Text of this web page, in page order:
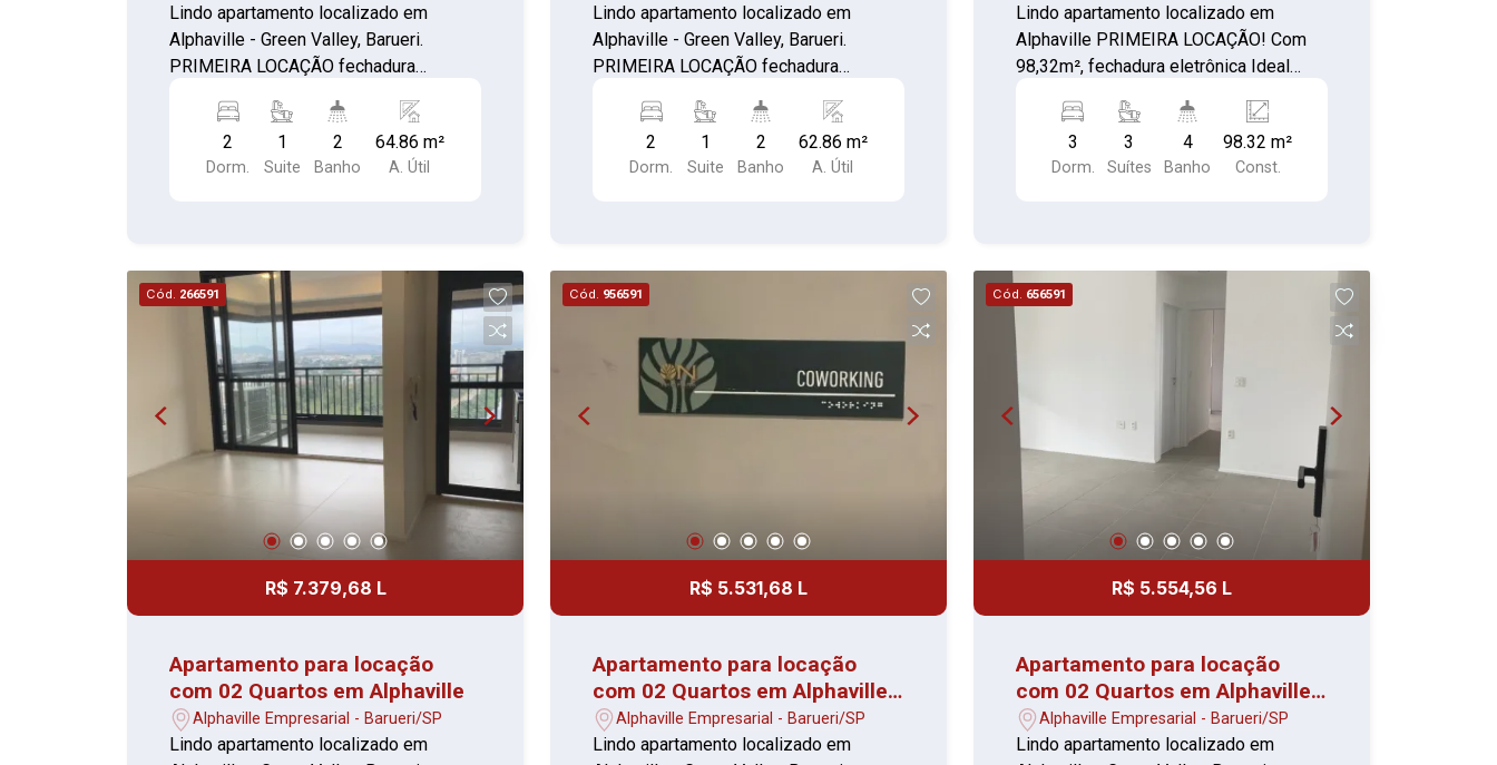
Lindo apartamento localizado em
Alphaville - Green Valley, Barueri.
PRIMEIRA LOCAÇÃO fechadura
Ideal para proporcionar conforto e
privacidade 2 Quartos com ar
condicionado e armários sendo um
Banheiro com box e espelho O
condomínio conta com diversas
comodidades, como piscinas, espaço
gourmet, churrasqueira, playground e
mais, tudo sob a segurança de portaria
24 horas.
2
Dorm.
1
Suite
2
Banho
64.86 m²
A. Útil
Lindo apartamento localizado em
Alphaville - Green Valley, Barueri.
PRIMEIRA LOCAÇÃO fechadura
Ideal para proporcionar conforto e
privacidade 2 Quartos com ar
condicionado e armários sendo um
Banheiro com box e espelho O
condomínio conta com diversas
comodidades, como piscinas, espaço
gourmet, churrasqueira, playground e
mais, tudo sob a segurança de portaria
24 horas.
2
Dorm.
1
Suite
2
Banho
62.86 m²
A. Útil
Lindo apartamento localizado em
Alphaville PRIMEIRA LOCAÇÃO! Com
98,32m², fechadura eletrônica Ideal
privacidade. 03 Quartos ar com ar
condicionado sendo os 3 suíte Sala
ampla varanda com vista panorâmica
Condomínio completo em lazer como
piscinas, espaço gourmet,
churrasqueira, playground e mais, tudo
sob a segurança de portaria 24 horas.
Você tem a poucos passos,
supermercados, farmácia, café, padaria,
containers com vários tipos de
alimentos e acesso rápido à Castello
Branco. Agende sua visita e venha
desfrutar de tudo o que este belo
apartamento tem.
3
Dorm.
3
Suítes
4
Banho
98.32 m²
Const.
Cód. 266591
R$ 7.379,68 L
Apartamento para locação
com 02 Quartos em Alphaville
Alphaville Empresarial - Barueri/SP
Lindo apartamento localizado em
Cód. 956591
R$ 5.531,68 L
Apartamento para locação
com 02 Quartos em Alphaville -
1° Locação
Alphaville Empresarial - Barueri/SP
Lindo apartamento localizado em
Cód. 656591
R$ 5.554,56 L
Apartamento para locação
com 02 Quartos em Alphaville -
1° Locação
Alphaville Empresarial - Barueri/SP
Lindo apartamento localizado em